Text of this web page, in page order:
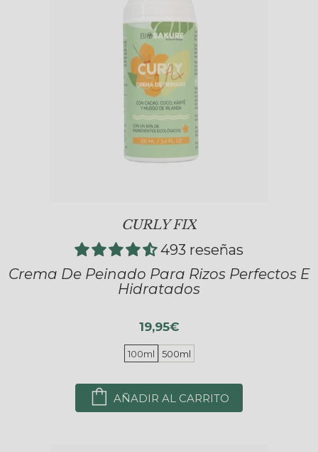
CURLY FIX
493 reseñas
Crema De Peinado Para Rizos Perfectos E
Hidratados
19,95€
100ml 500ml
AÑADIR AL CARRITO